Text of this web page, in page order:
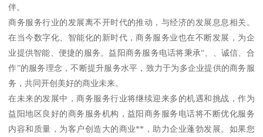
伴。
商务服务行业的发展离不开时代的推动，与经济的发展息息相关。
在当今数字化、智能化的新时代，商务服务业也在不断发展，为企
业提供智能、便捷的服务。益阳商务服务电话将秉承“、、诚信、合
作”的服务理念，不断提升服务水平，致力于为多企业提供的商务服
务，共同开创美好的商业未来。
在未来的发展中，商务服务行业将继续迎来多的机遇和挑战，作为
益阳地区良好的商务服务机构，益阳商务服务电话将不断优化服务
内容和质量，为客户创造大的商业**，助力企业蓬勃发展。如果您